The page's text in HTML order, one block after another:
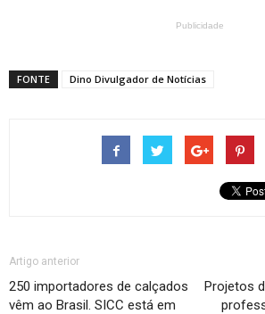
Publicidade
FONTE Dino Divulgador de Notícias
Artigo anterior
250 importadores de calçados
vêm ao Brasil. SICC está em
Projetos